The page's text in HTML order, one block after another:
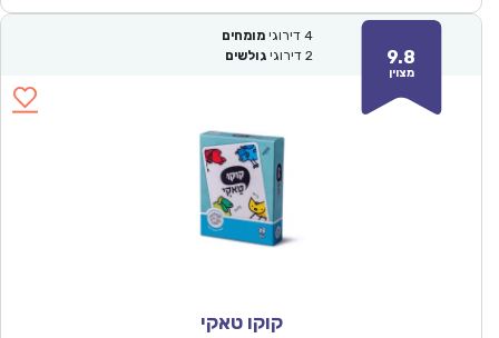
9.8
מצוין
4 דירוגי מומחים
2 דירוגי גולשים
קוקו טאקי